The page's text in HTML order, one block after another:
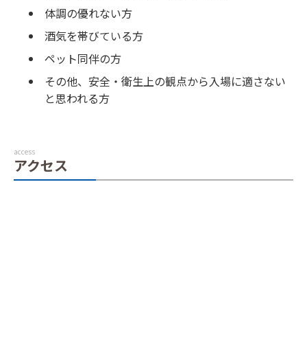
体調の優れない方
酒気を帯びている方
ペット同伴の方
その他、安全・衛生上の観点から入場に適さない
と思われる方
access
アクセス